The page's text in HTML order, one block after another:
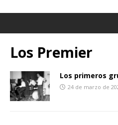
Los Premier
Los primeros
24 de marzo de